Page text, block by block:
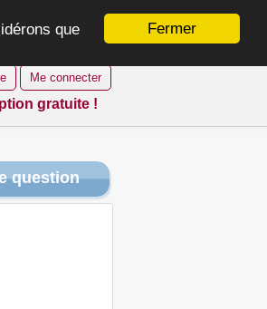
Fermer
que
Me connecter
gratuite !
question